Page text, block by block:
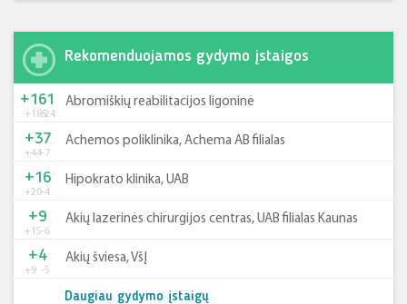
Rekomenduojamos gydymo įstaigos
+185-24
+161 Abromiškių reabilitacijos ligoninė
+44-7
+37 Achemos poliklinika, Achema AB filialas
+20-4
+16 Hipokrato klinika, UAB
+15-6
+9 Akių lazerinės chirurgijos centras, UAB filialas Kaunas
+9 -5
+4 Akių šviesa, VšĮ
Daugiau gydymo įstaigų